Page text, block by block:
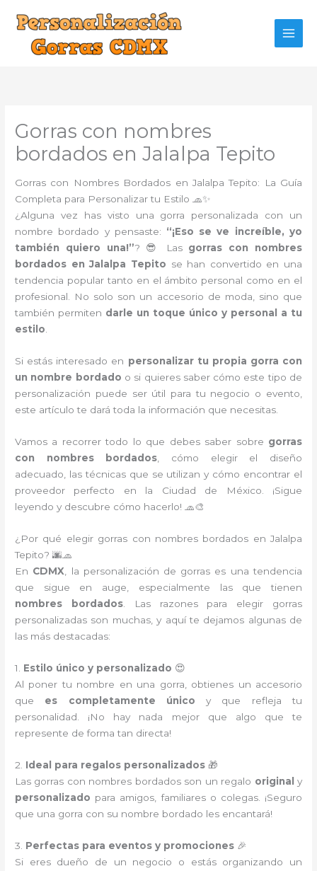
contenido
Gorras con nombres
bordados en Jalalpa Tepito
Gorras con Nombres Bordados en Jalalpa Tepito: La Guía
Completa para Personalizar tu Estilo 🧢✨
¿Alguna vez has visto una gorra personalizada con un
nombre bordado y pensaste: “¡Eso se ve increíble, yo
también quiero una!”? 😎 Las gorras con nombres
bordados en Jalalpa Tepito se han convertido en una
tendencia popular tanto en el ámbito personal como en el
profesional. No solo son un accesorio de moda, sino que
también permiten darle un toque único y personal a tu
estilo.
Si estás interesado en personalizar tu propia gorra con
un nombre bordado o si quieres saber cómo este tipo de
personalización puede ser útil para tu negocio o evento,
este artículo te dará toda la información que necesitas.
Vamos a recorrer todo lo que debes saber sobre gorras
con nombres bordados , cómo elegir el diseño
adecuado, las técnicas que se utilizan y cómo encontrar el
proveedor perfecto en la Ciudad de México. ¡Sigue
leyendo y descubre cómo hacerlo! 🧢🎨
¿Por qué elegir gorras con nombres bordados en Jalalpa
Tepito? 🌆🧢
En CDMX , la personalización de gorras es una tendencia
que sigue en auge, especialmente las que tienen
nombres bordados. Las razones para elegir gorras
personalizadas son muchas, y aquí te dejamos algunas de
las más destacadas:
1. Estilo único y personalizado 😍
Al poner tu nombre en una gorra, obtienes un accesorio
que es completamente único y que refleja tu
personalidad. ¡No hay nada mejor que algo que te
represente de forma tan directa!
2. Ideal para regalos personalizados 🎁
Las gorras con nombres bordados son un regalo original y
personalizado para amigos, familiares o colegas. ¡Seguro
que una gorra con su nombre bordado les encantará!
3. Perfectas para eventos y promociones 🎉
Si eres dueño de un negocio o estás organizando un